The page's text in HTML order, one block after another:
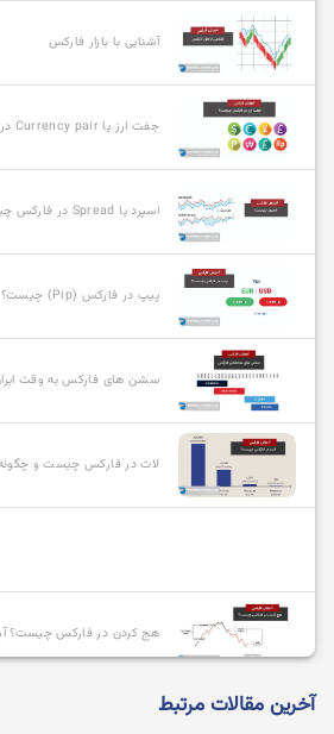
آشنایی با بازار فارکس
جفت ارز یا Currency pair در فارکس چیست؟
اسپرد یا Spread در فارکس چیست؟
پیپ در فارکس (Pip) چیست؟
سشن های فارکس به وقت
لات در فارکس چیست و
هج کردن در فارکس چیست؟
آخرین مقالات مرتبط